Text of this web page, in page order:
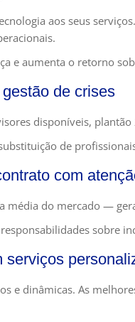
aos seus
e aumenta o retorno
de crises
disponíveis,
de
com
média do mercado —
sobre
serviços
e dinâmicas. As